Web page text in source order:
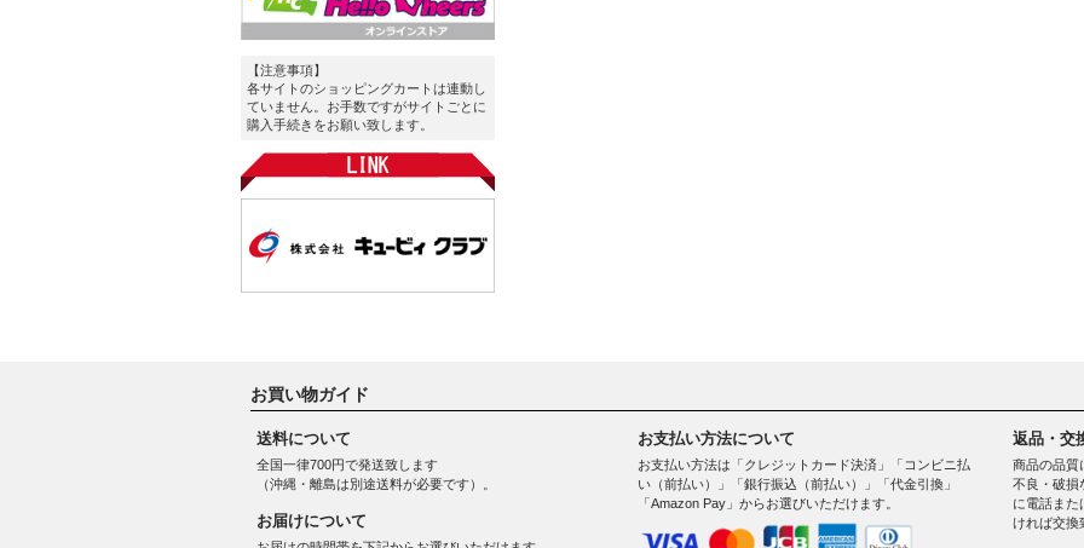
【注意事項】
各サイトのショッピングカートは連動し
ていません。お手数ですがサイトごとに
購入手続きをお願い致します。
お買い物ガイド
送料について
全国一律700円で発送致します
（沖縄・離島は別途送料が必要です）。
お届けについて
お支払い方法について
お支払い方法は「クレジットカード決済」「コンビニ払
い（前払い）」「銀行振込（前払い）」「代金引換」
「Amazon Pay」からお選びいただけます。
返品・交
商品の品質
不良・破損
に電話また
ければ交換